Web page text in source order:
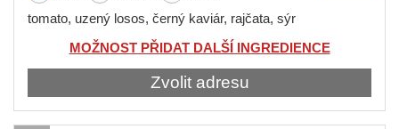
tomato, uzený losos, černý kaviár, rajčata, sýr
MOŽNOST PŘIDAT DALŠÍ INGREDIENCE
Zvolit adresu